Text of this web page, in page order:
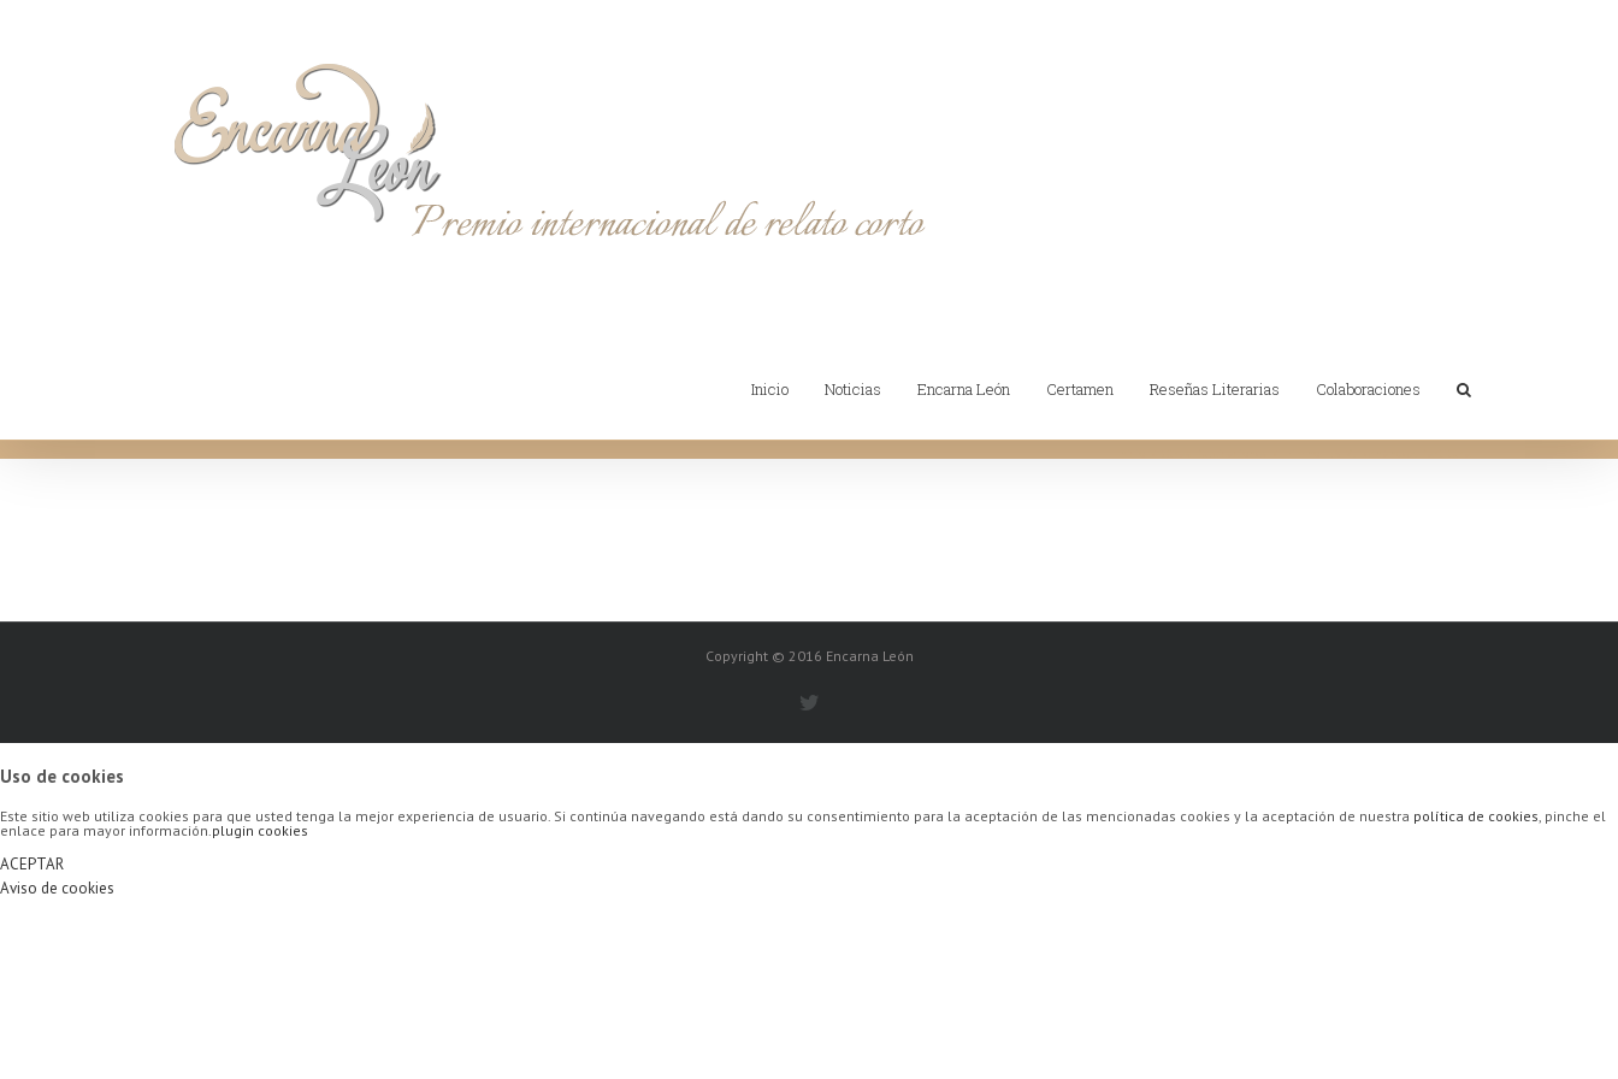
Inicio Noticias Encarna León Certamen Reseñas Literarias Colaboraciones
Copyright © 2016 Encarna León
Uso de cookies
Este sitio web utiliza cookies para que usted tenga la mejor experiencia de usuario. Si continúa navegando está dando su consentimiento para la aceptación de las mencionadas cookies y la aceptación de nuestra política de cookies , pinche el
enlace para mayor información. plugin cookies
ACEPTAR
Aviso de cookies